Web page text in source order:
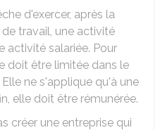
d'exercer, après la
travail, une activité
activité salariée. Pour
doit être limitée dans le
ne s'applique qu'à une
elle doit être rémunérée.
créer une entreprise qui